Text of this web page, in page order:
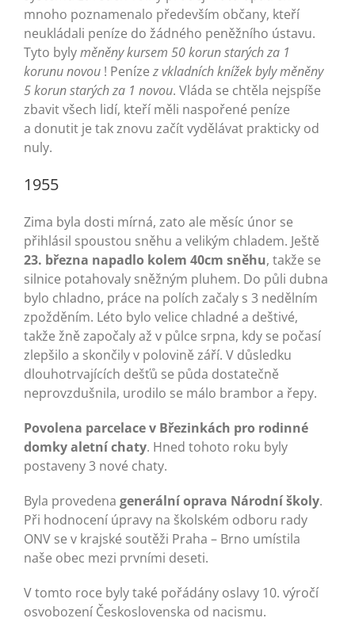
mnoho poznamenalo především občany, kteří
neukládali peníze do žádného peněžního ústavu.
Tyto bylyměněny kursem 50 korun starých za 1
korunu novou ! Peníze z vkladních knížek byly měněny
5 korun starých za 1 novou. Vláda se chtěla nejspíše
zbavit všech lidí, kteří měli naspořené peníze
a donutit je tak znovu začít vydělávat prakticky od
nuly.
1955
Zima byla dosti mírná, zato ale měsíc únor se
přihlásil spoustou sněhu a velikým chladem. Ještě
23. března napadlo kolem 40cm sněhu, takže se
silnice potahovaly sněžným pluhem. Do půli dubna
bylo chladno, práce na polích začaly s 3 nedělním
zpožděním. Léto bylo velice chladné a deštivé,
takže žně započaly až v půlce srpna, kdy se počasí
zlepšilo a skončily v polovině září. V důsledku
dlouhotrvajících dešťů se půda dostatečně
neprovzdušnila, urodilo se málo brambor a řepy.
Povolena parcelace v Březinkách pro rodinné
domky aletní chaty. Hned tohoto roku byly
postaveny 3 nové chaty.
Byla provedena generální oprava Národní školy.
Při hodnocení úpravy na školském odboru rady
ONV se v krajské soutěži Praha – Brno umístila
naše obec mezi prvními deseti.
V tomto roce byly také pořádány oslavy 10. výročí
osvobození Československa od nacismu.